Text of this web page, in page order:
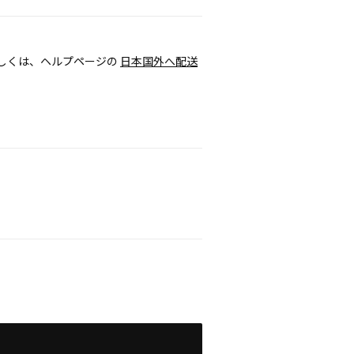
くは、ヘルプページの 日本国外へ配送